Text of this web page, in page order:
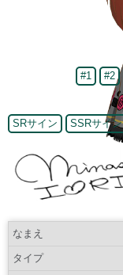
#1 #2
SRサイン SSRサイン
なまえ
タイプ